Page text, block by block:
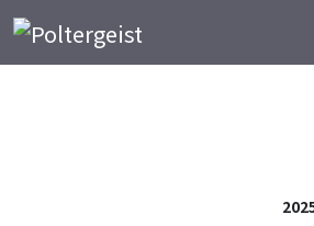
メインナビゲーシ